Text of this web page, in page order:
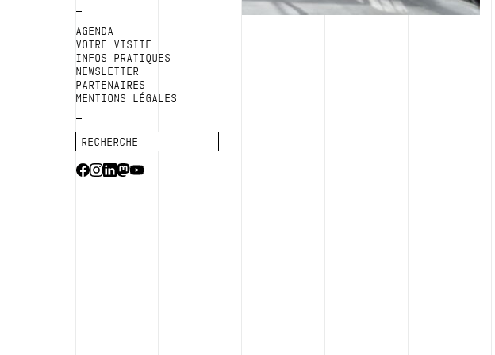
AGENDA
VOTRE VISITE
INFOS PRATIQUES
NEWSLETTER
PARTENAIRES
MENTIONS LÉGALES